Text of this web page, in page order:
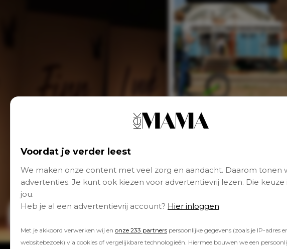
Voordat je verder leest
We maken onze content met veel zorg en aandacht. Daarom tonen
advertenties. Je kunt ook kiezen voor advertentievrij lezen. Die keuze
jou.
Heb je al een advertentievrij account? Hier inloggen
Met je akkoord verwerken wij en onze 233 partners persoonlijke gegevens (zoals je IP-adres
websitebezoek) via cookies of vergelijkbare technologieën. Hiermee bouwen we een
Weekendje weg
gezin? Déze